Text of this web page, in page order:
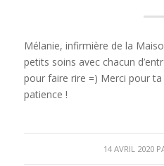
Mélanie, infirmière de la
petits soins avec chacun
pour faire rire =) Merci pour
patience !
14 AVRIL 2020